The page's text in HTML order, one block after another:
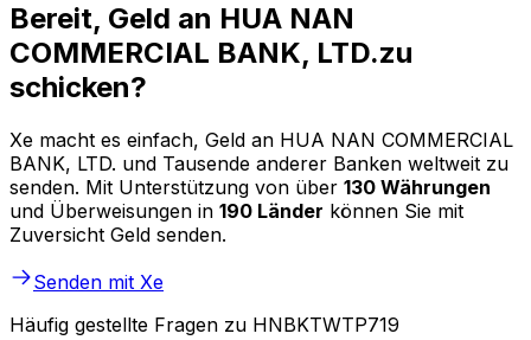
Bereit, Geld an HUA NAN
COMMERCIAL BANK, LTD.zu
schicken?
Xe macht es einfach, Geld an HUA NAN COMMERCIAL
BANK, LTD. und Tausende anderer Banken weltweit zu
senden. Mit Unterstützung von über 130 Währungen
und Überweisungen in 190 Länder können Sie mit
Zuversicht Geld senden.
Senden mit Xe
Häufig gestellte Fragen zu HNBKTWTP719